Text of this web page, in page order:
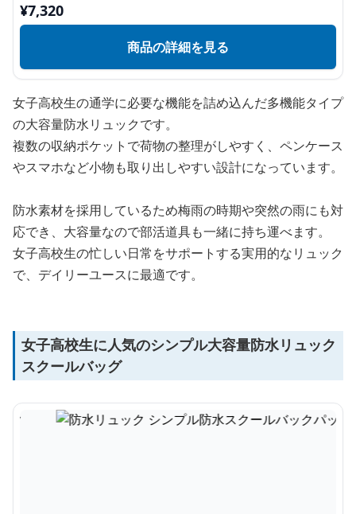
¥7,320
商品の詳細を見る
女子高校生の通学に必要な機能を詰め込んだ多機能タイプ
の大容量防水リュックです。
複数の収納ポケットで荷物の整理がしやすく、ペンケース
やスマホなど小物も取り出しやすい設計になっています。
防水素材を採用しているため梅雨の時期や突然の雨にも対
応でき、大容量なので部活道具も一緒に持ち運べます。
女子高校生の忙しい日常をサポートする実用的なリュック
で、デイリーユースに最適です。
女子高校生に人気のシンプル大容量防水リュック
スクールバッグ